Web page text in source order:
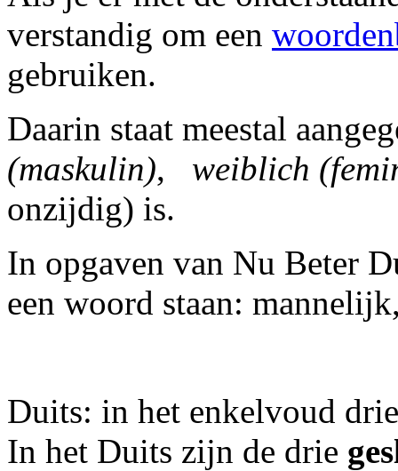
verstandig om een
gebruiken.
Daarin staat meestal
(maskulin), weiblich
onzijdig) is.
In opgaven van Nu Beter
een woord staan:
Duits: in het enkelvoud
In het Duits zijn de drie